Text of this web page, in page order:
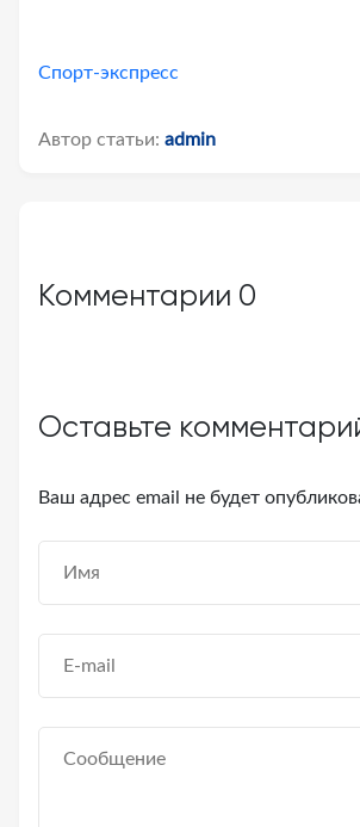
Спорт-экспресс
Автор статьи: admin
Комментарии 0
Оставьте
Ваш адрес email не будет